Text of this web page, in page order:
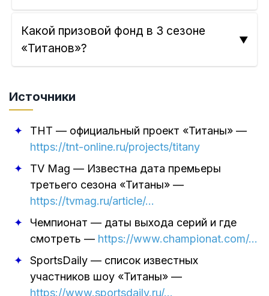
Какой призовой фонд в 3 сезоне
«Титанов»?
Источники
ТНТ — официальный проект «Титаны» —
https://tnt-online.ru/projects/titany
TV Mag — Известна дата премьеры
третьего сезона «Титаны» —
https://tvmag.ru/article/…
Чемпионат — даты выхода серий и где
смотреть — https://www.championat.com/…
SportsDaily — список известных
участников шоу «Титаны» —
https://www.sportsdaily.ru/…